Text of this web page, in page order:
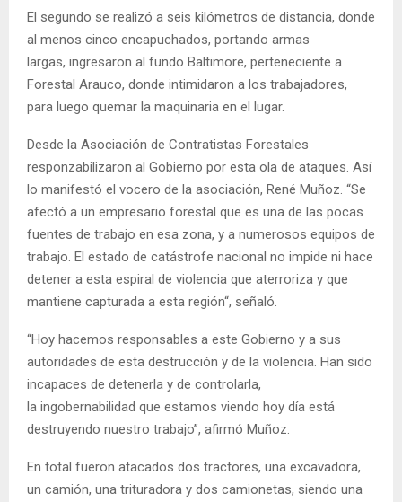
El segundo se realizó a seis kilómetros de distancia, donde
al menos cinco encapuchados, portando armas
largas, ingresaron al fundo Baltimore, perteneciente a
Forestal Arauco, donde intimidaron a los trabajadores,
para luego quemar la maquinaria en el lugar.
Desde la Asociación de Contratistas Forestales
responzabilizaron al Gobierno por esta ola de ataques. Así
lo manifestó el vocero de la asociación, René Muñoz. “Se
afectó a un empresario forestal que es una de las pocas
fuentes de trabajo en esa zona, y a numerosos equipos de
trabajo. El estado de catástrofe nacional no impide ni hace
detener a esta espiral de violencia que aterroriza y que
mantiene capturada a esta región“, señaló.
“Hoy hacemos responsables a este Gobierno y a sus
autoridades de esta destrucción y de la violencia. Han sido
incapaces de detenerla y de controlarla,
la ingobernabilidad que estamos viendo hoy día está
destruyendo nuestro trabajo”, afirmó Muñoz.
En total fueron atacados dos tractores, una excavadora,
un camión, una trituradora y dos camionetas, siendo una